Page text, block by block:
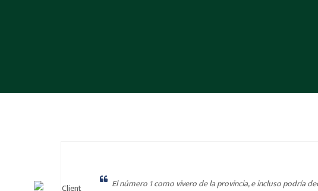
El número 1 como vivero de la provincia, e incluso podría